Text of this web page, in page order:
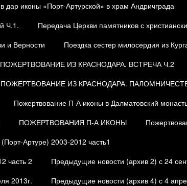
дар иконы «Порт-Артурской» в храм Андричграда
Ч.1.
Передача Церкви памятников с
и Верности
Поездка сестер милосердия из
ПОЖЕРТВОВАНИЕ ИЗ КРАСНОДАРА. ВСТРЕЧА Ч.2
ПОЖЕРТВОВАНИЕ ИЗ КРАСНОДАРА.
Пожертвование П-А иконы в Далматовский
ПОЖЕРТВОВАНИЯ П-А ИКОНЫ
Артуре) 2003-2012 часть1
часть 2
Предыдущие новости (архив 2) с 24
2013г.
Предыдущие новости (архив 4) с 4